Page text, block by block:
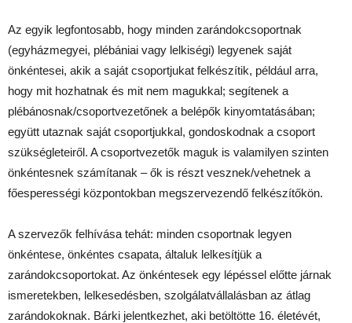
Az egyik legfontosabb, hogy minden zarándokcsoportnak
(egyházmegyei, plébániai vagy lelkiségi) legyenek saját
önkéntesei, akik a saját csoportjukat felkészítik, például arra,
hogy mit hozhatnak és mit nem magukkal; segítenek a
plébánosnak/csoportvezetőnek a belépők kinyomtatásában;
együtt utaznak saját csoportjukkal, gondoskodnak a csoport
szükségleteiről. A csoportvezetők maguk is valamilyen szinten
önkéntesnek számítanak – ők is részt vesznek/vehetnek a
főesperességi központokban megszervezendő felkészítőkön.
A szervezők felhívása tehát: minden csoportnak legyen
önkéntese, önkéntes csapata, általuk lelkesítjük a
zarándokcsoportokat. Az önkéntesek egy lépéssel előtte járnak
ismeretekben, lelkesedésben, szolgálatvállalásban az átlag
zarándokoknak. Bárki jelentkezhet, aki betöltötte 16. életévét,